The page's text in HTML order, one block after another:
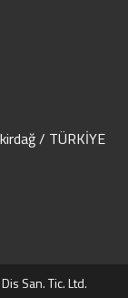
/ TÜRKİYE
San. Tic. Ltd.